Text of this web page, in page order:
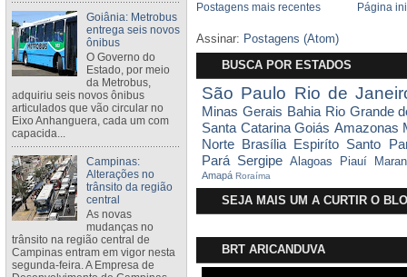
Goiânia: Metrobus
entrega seis novos
ônibus
O Governo do
Estado, por meio
da Metrobus,
adquiriu seis novos ônibus
articulados que vão circular no
Eixo Anhanguera, cada um com
capacida...
Campinas:
Alterações no
trânsito da região
central
As novas
mudanças no
trânsito na região central de
Campinas entram em vigor nesta
segunda-feira. A Empresa de
Postagens mais recentes Página
Assinar: Postagens (Atom)
BUSCA POR ESTADOS
São Paulo Rio de
Minas Gerais Bahia Rio Grande
Santa Catarina Goiás Amazonas
Norte Brasília Espiríto Santo
Pará Sergipe Alagoas Piauí
Amapá Roraíma
SEJA MAIS UM A CURTIR O
BRT ARICANDUVA